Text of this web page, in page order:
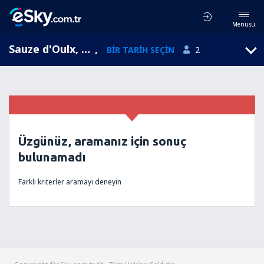
Menüsü
Sauze d'Oulx, Piedmont, İtalya , BIR TARIH SEÇIN 2
Üzgünüz, aramanız için sonuç
bulunamadı
Farklı kriterler aramayı deneyin